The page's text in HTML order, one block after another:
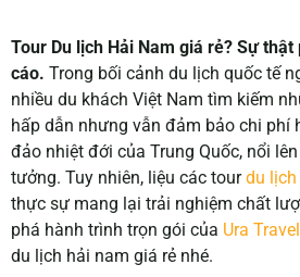
Tour Du lịch Hải Nam giá rẻ? Sự
cáo.Trong bối cảnh du lịch quốc tế
nhiều du khách Việt Nam tìm kiếm
hấp dẫn nhưng vẫn đảm bảo chi phí
đảo nhiệt đới của Trung Quốc, nổi
tưởng. Tuy nhiên, liệu các tourdu
thực sự mang lại trải nghiệm chất
phá hành trình trọn gói của Ura Travel
du lịch hải nam giá rẻ nhé.